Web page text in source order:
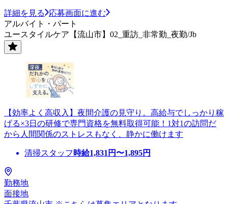
詳細を見る
応募画面に進む
アルバイト・パート
ユースタイルケア【流山市】02_重訪_非常勤_夜勤/Jb
【効率よく高収入】夜間介護の見守り。高給与でしっかり稼
げる×3日の研修で専門資格を無料取得可能！1対1の訪問だ
から人間関係のストレスもなく、静かに働けます
清掃スタッフ 時給1,831 円〜1,895円
勤務地
面接地